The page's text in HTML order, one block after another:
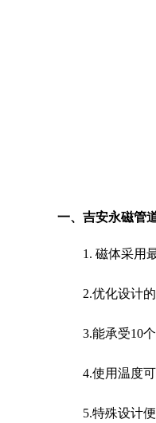
一、吉安永磁管
1. 磁体采用
2.优化设计
3.能承受10
4.使用温度
5.特殊设计